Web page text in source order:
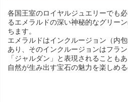
各国王室のロイヤルジュエリーでも
るエメラルドの深い神秘的なグリー
ちます。
エメラルドはインクルージョン（内
あり、そのインクルージョンはフラ
「ジャルダン」と表現されることもあ
自然が生み出す宝石の魅力を楽しめ